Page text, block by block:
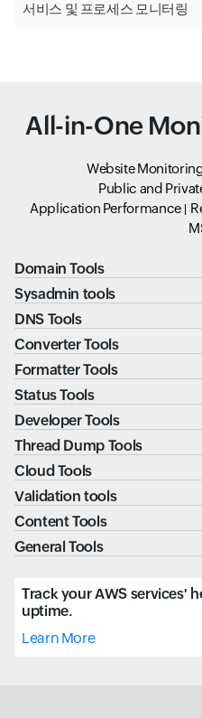
서비스 및 프로세스 모니터링
All-in-One
Website
Public and
Application Performance
Domain Tools
Sysadmin tools
DNS Tools
Converter Tools
Formatter Tools
Status Tools
Developer Tools
Thread Dump Tools
Cloud Tools
Validation tools
Content Tools
General Tools
Track your AWS services'
uptime.
Learn More